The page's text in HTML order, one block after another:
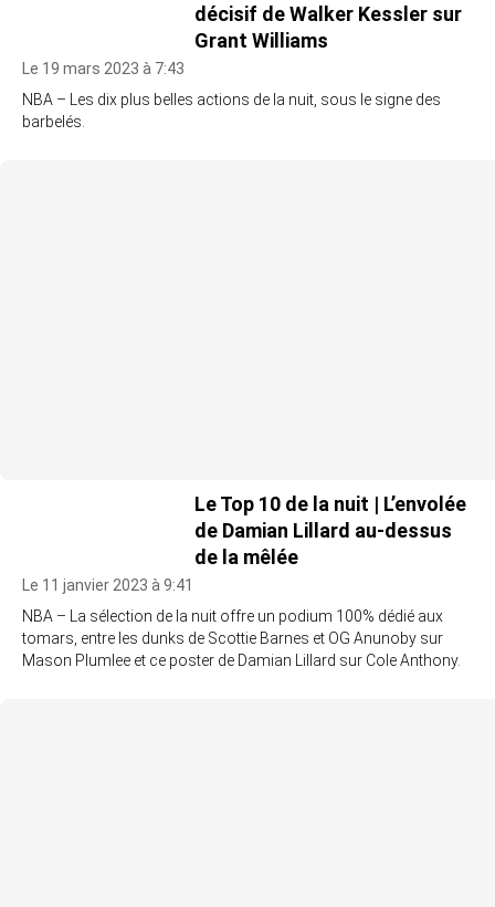
décisif de Walker Kessler sur
Grant Williams
Le 19 mars 2023 à 7:43
NBA – Les dix plus belles actions de la nuit, sous le signe des
barbelés.
Le Top 10 de la nuit | L’envolée
de Damian Lillard au-dessus
de la mêlée
Le 11 janvier 2023 à 9:41
NBA – La sélection de la nuit offre un podium 100% dédié aux
tomars, entre les dunks de Scottie Barnes et OG Anunoby sur
Mason Plumlee et ce poster de Damian Lillard sur Cole Anthony.